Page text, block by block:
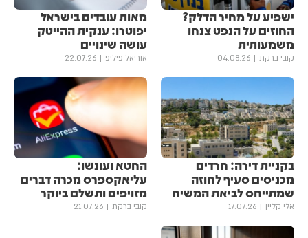
ישפיע על מחיר הדלק?
החוזים על הנפט צנחו
משמעותית
קובי ברקת 04.08.26
מאות עובדים בישראל
יפוטרו: ענקית ההייטק
עושה שינויים
אוריאל פיליפ 22.07.26
בקניית דירה: חרדים
מכניסים סעיף לחוזה
שמתייחס לביאת המשיח
אלי קליין 17.07.26
החטא ועונשו:
עליאקספרס מכרה דברים
מזויפים ותשלם ביוקר
קובי ברקת 21.07.26